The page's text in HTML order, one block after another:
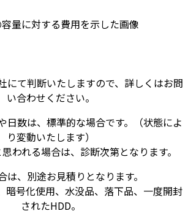
て判断いたしますので、詳しくはお問
い合わせください。
日数は、標準的な場合です。（状態によ
り変動いたします）
われる場合は、診断次第となります。
は、別途お見積りとなります。
暗号化使用、水没品、落下品、一度開封
されたHDD。